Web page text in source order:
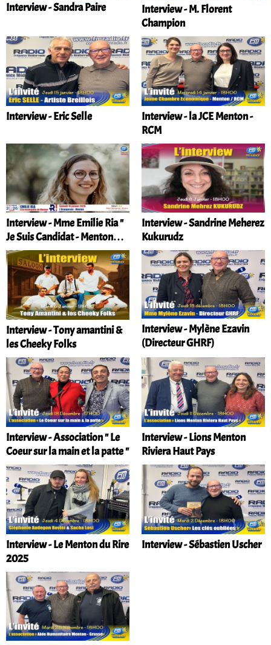
Interview - Sandra Paire
Interview - M. Florent
Champion
Interview - Eric Selle
Interview - la JCE Menton -
RCM
Interview - Mme Emilie Ria "
Je Suis Candidat - Menton
2026 "
Interview - Sandrine Meherez
Kukurudz
Interview - Tony amantini &
les Cheeky Folks
Interview - Mylène Ezavin
(Directeur GHRF)
Interview - Association " Le
Coeur sur la main et la patte "
Interview - Lions Menton
Riviera Haut Pays
Interview - Le Menton du Rire
2025
Interview - Sébastien Uscher